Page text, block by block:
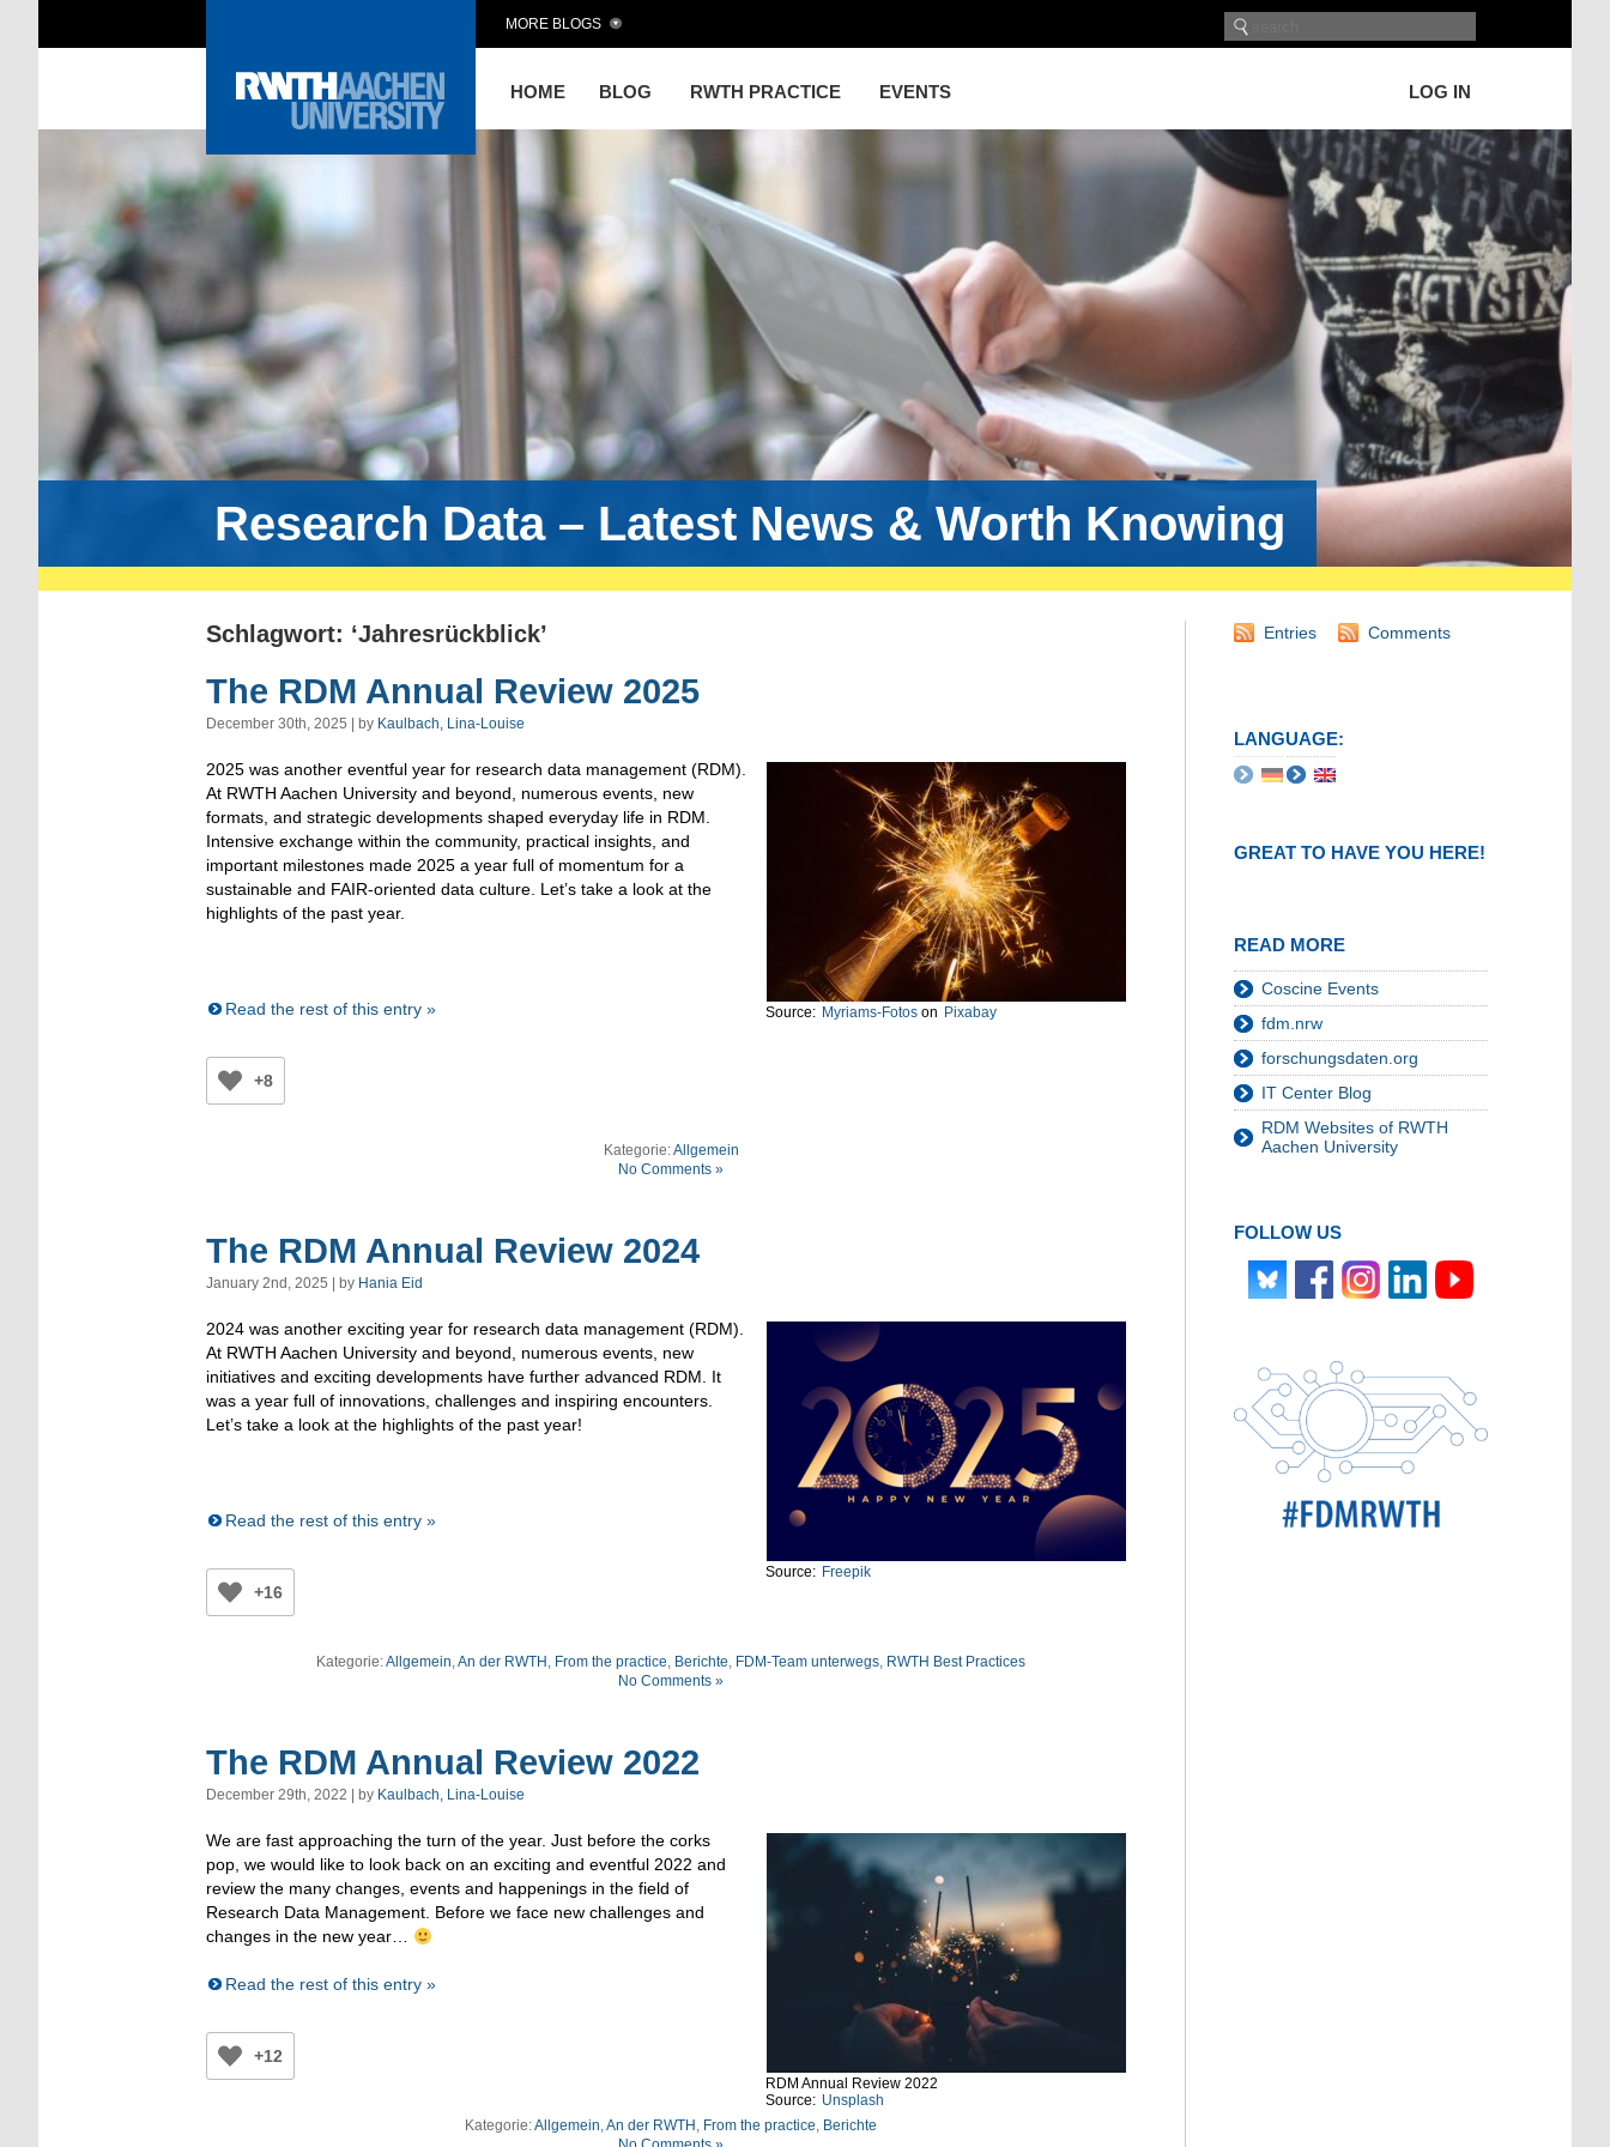
HOME BLOG RWTH PRACTICE EVENTS LOG IN
MORE BLOGS
Research Data – Latest News & Worth Knowing
Schlagwort: ‘Jahresrückblick’
The RDM Annual Review 2025
December 30th, 2025 | by Kaulbach, Lina-Louise
Source: Myriams-Fotos on Pixabay
2025 was another eventful year for research data management (RDM).
At RWTH Aachen University and beyond, numerous events, new
formats, and strategic developments shaped everyday life in RDM.
Intensive exchange within the community, practical insights, and
important milestones made 2025 a year full of momentum for a
sustainable and FAIR-oriented data culture. Let’s take a look at the
highlights of the past year.
Read the rest of this entry »
+8
Kategorie:Allgemein
No Comments »
The RDM Annual Review 2024
January 2nd, 2025 | by Hania Eid
Source: Freepik
2024 was another exciting year for research data management (RDM).
At RWTH Aachen University and beyond, numerous events, new
initiatives and exciting developments have further advanced RDM. It
was a year full of innovations, challenges and inspiring encounters.
Let’s take a look at the highlights of the past year!
Read the rest of this entry »
+16
Kategorie:Allgemein,An der RWTH , From the practice, Berichte, FDM-Team unterwegs, RWTH Best Practices
No Comments »
The RDM Annual Review 2022
December 29th, 2022 | by Kaulbach, Lina-Louise
RDM Annual Review 2022
Source: Unsplash
We are fast approaching the turn of the year. Just before the corks
pop, we would like to look back on an exciting and eventful 2022 and
review the many changes, events and happenings in the field of
Research Data Management. Before we face new challenges and
changes in the new year…
Read the rest of this entry »
+12
Kategorie:Allgemein,An der RWTH , From the practice, Berichte
Entries Comments
LANGUAGE:
GREAT TO HAVE YOU HERE!
READ MORE
Coscine Events
fdm.nrw
forschungsdaten.org
IT Center Blog
RDM Websites of RWTH
Aachen University
FOLLOW US